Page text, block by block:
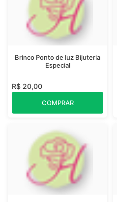
Brinco Ponto de luz Bijuteria
Especial
R$ 20,00
COMPRAR